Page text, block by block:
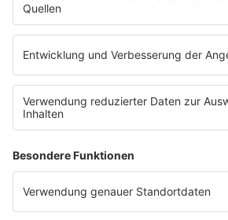
sunshine live App
werben bei SUNSHINE LIVE
SERVICE
Datenschutz
Datenschutzeinstellungen
Datenschutzerklärung zur sunshine live App
Impressum
Teilnahmebedingungen